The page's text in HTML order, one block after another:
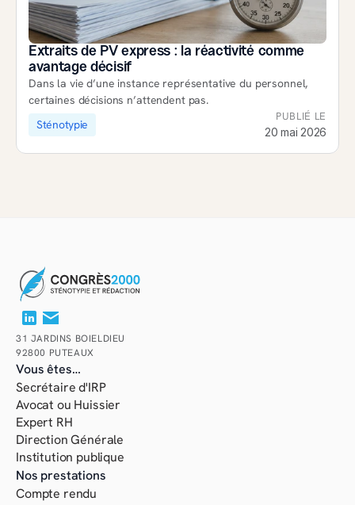
Extraits de PV express : la réactivité comme
avantage décisif
Dans la vie d’une instance représentative du personnel,
certaines décisions n’attendent pas.
Sténotypie
PUBLIÉ LE
20 mai 2026
31 JARDINS BOIELDIEU
92800 PUTEAUX
Vous êtes…
Secrétaire d'IRP
Avocat ou Huissier
Expert RH
Direction Générale
Institution publique
Nos prestations
Compte rendu